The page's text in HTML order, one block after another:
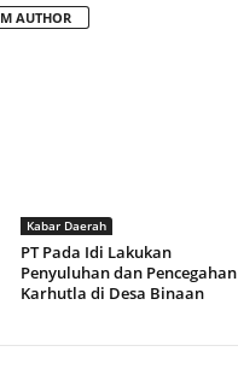
AUTHOR
Kabar Daerah
PT Pada Idi Lakukan
Penyuluhan dan Pencegahan
Karhutla di Desa Binaan